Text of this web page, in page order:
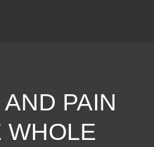
PAIN
WHOLE